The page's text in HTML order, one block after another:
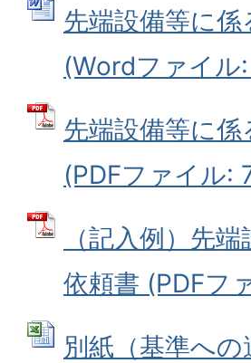
先端設備等に
(Wordファイル
先端設備等に
(PDFファイル:
（記入例）先
依頼書 (PDFフ
別紙（基準へ